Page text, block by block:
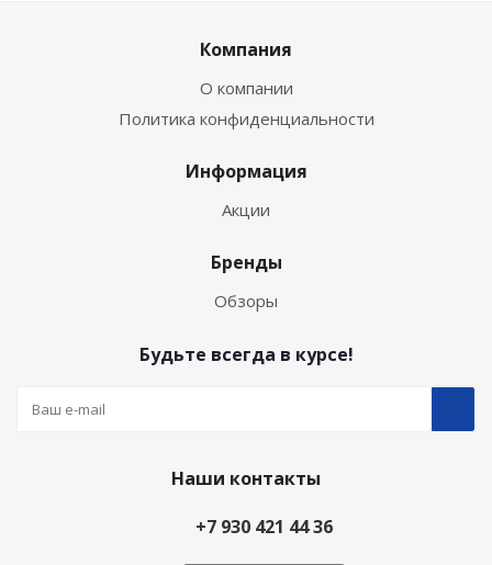
Компания
О компании
Политика конфиденциальности
Информация
Акции
Бренды
Обзоры
Будьте всегда в курсе!
Наши контакты
+7 930 421 44 36